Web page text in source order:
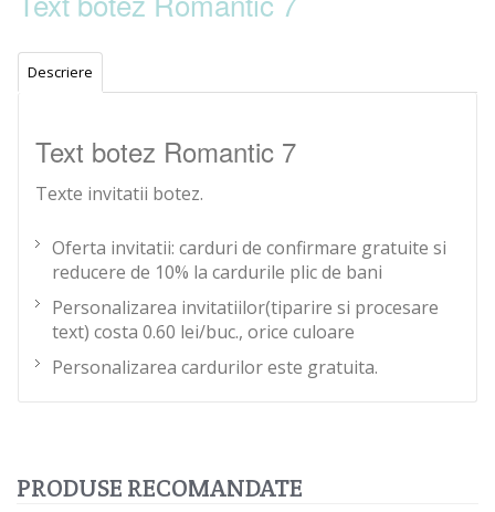
Descriere
Text botez Romantic 7
Texte invitatii botez.
Oferta invitatii: carduri de confirmare gratuite si
reducere de 10% la cardurile plic de bani
Personalizarea invitatiilor(tiparire si procesare
text) costa 0.60 lei/buc., orice culoare
Personalizarea cardurilor este gratuita.
PRODUSE RECOMANDATE